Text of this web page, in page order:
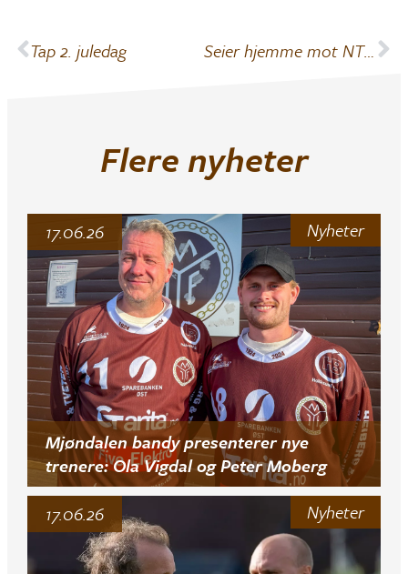
Tap 2. juledag Seier hjemme mot NTNUI 5-3 (2-3)
Flere nyheter
Nyheter
Mjøndalen bandy presenterer nye
trenere: Ola Vigdal og Peter Moberg
17.06.26
Nyheter
17.06.26